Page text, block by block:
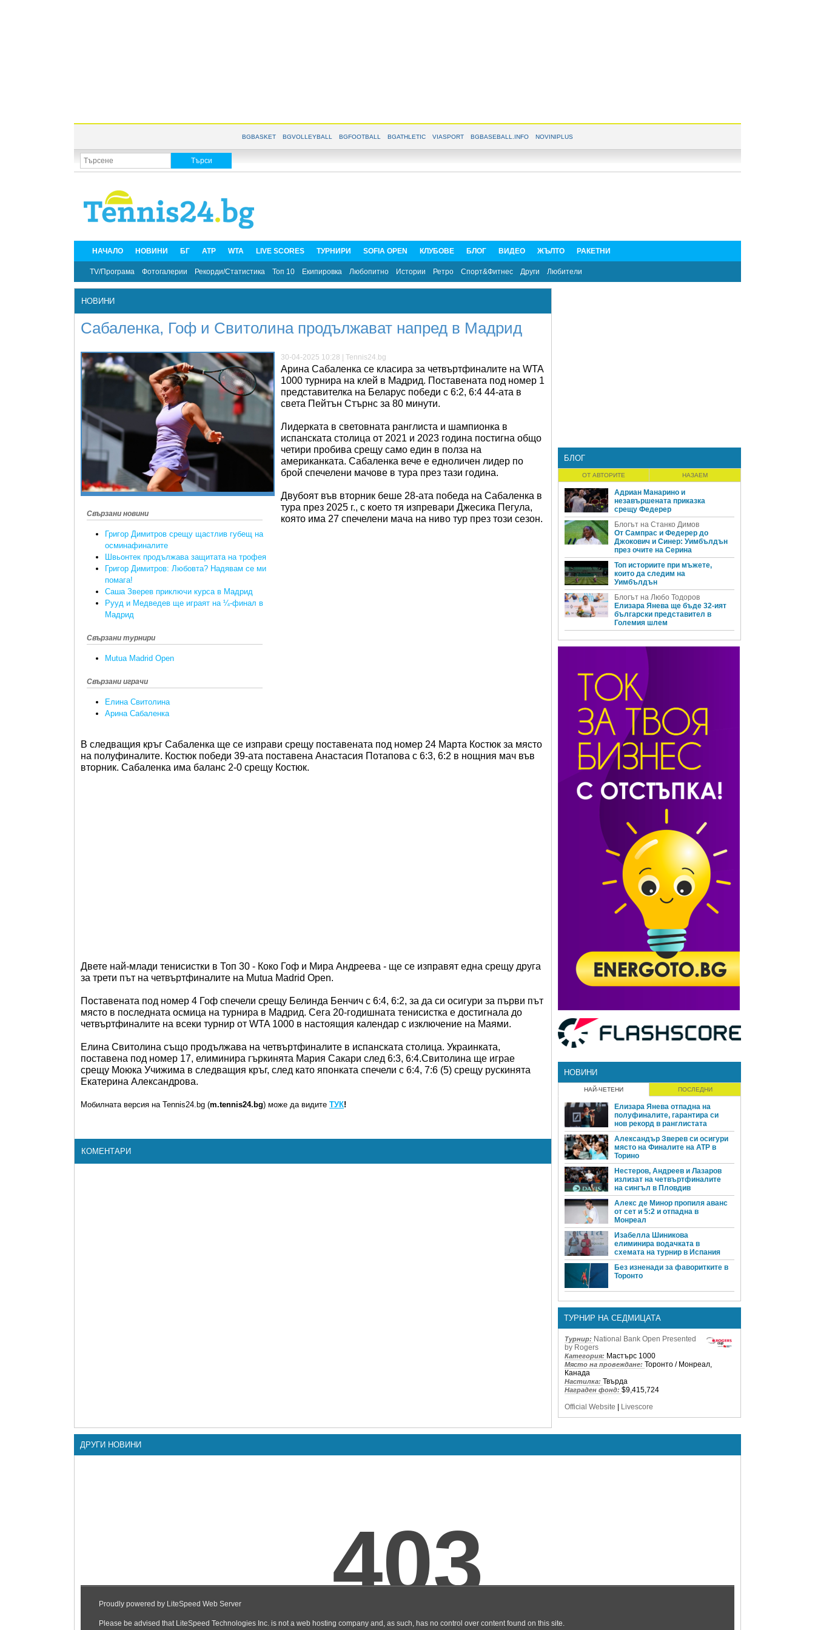
BGBASKET BGVOLLEYBALL BGFOOTBALL BGATHLETIC VIASPORT BGBASEBALL.INFO NOVINIPLUS
НАЧАЛО НОВИНИ БГ ATP WTA LIVE SCORES ТУРНИРИ SOFIA OPEN КЛУБОВЕ БЛОГ ВИДЕО ЖЪЛТО РАКЕТНИ
TV/Програма Фотогалерии Рекорди/Статистика Топ 10 Екипировка Любопитно Истории Ретро Спорт&Фитнес Други Любители
НОВИНИ
Сабаленка, Гоф и Свитолина продължават напред в Мадрид
Свързани новини
Григор Димитров срещу щастлив губещ на
осминафиналите
Швьонтек продължава защитата на трофея
Григор Димитров: Любовта? Надявам се ми
помага!
Саша Зверев приключи курса в Мадрид
Рууд и Медведев ще играят на ¼-финал в
Мадрид
Свързани турнири
Mutua Madrid Open
Свързани играчи
Елина Свитолина
Арина Сабаленка
30-04-2025 10:28 | Tennis24.bg
Арина Сабаленка се класира за четвъртфиналите на WTA
1000 турнира на клей в Мадрид. Поставената под номер 1
представителка на Беларус победи с 6:2, 6:4 44-ата в
света Пейтън Стърнс за 80 минути.
Лидерката в световната ранглиста и шампионка в
испанската столица от 2021 и 2023 година постигна общо
четири пробива срещу само един в полза на
американката. Сабаленка вече е едноличен лидер по
брой спечелени мачове в тура през тази година.
Двубоят във вторник беше 28-ата победа на Сабаленка в
тура през 2025 г., с което тя изпревари Джесика Пегула,
която има 27 спечелени мача на ниво тур през този сезон.
В следващия кръг Сабаленка ще се изправи срещу поставената под номер 24 Марта Костюк за място
на полуфиналите. Костюк победи 39-ата поставена Анастасия Потапова с 6:3, 6:2 в нощния мач във
вторник. Сабаленка има баланс 2-0 срещу Костюк.
Двете най-млади тенисистки в Топ 30 - Коко Гоф и Мира Андреева - ще се изправят една срещу друга
за трети път на четвъртфиналите на Mutua Madrid Open.
Поставената под номер 4 Гоф спечели срещу Белинда Бенчич с 6:4, 6:2, за да си осигури за първи път
място в последната осмица на турнира в Мадрид. Сега 20-годишната тенисистка е достигнала до
четвъртфиналите на всеки турнир от WTA 1000 в настоящия календар с изключение на Маями.
Елина Свитолина също продължава на четвъртфиналите в испанската столица. Украинката,
поставена под номер 17, елиминира гъркинята Мария Сакари след 6:3, 6:4.Свитолина ще играе
срещу Моюка Учижима в следващия кръг, след като японката спечели с 6:4, 7:6 (5) срещу рускинята
Екатерина Александрова.
Мобилната версия на Tennis24.bg (m.tennis24.bg) може да видите ТУК!
КОМЕНТАРИ
БЛОГ
ОТ АВТОРИТЕ НАЗАЕМ
Адриан Манарино и
незавършената приказка
срещу Федерер
Блогът на Станко Димов
От Сампрас и Федерер до
Джокович и Синер: Уимбълдън
през очите на Серина
Топ историите при мъжете,
които да следим на
Уимбълдън
Блогът на Любо Тодоров
Елизара Янева ще бъде 32-ият
български представител в
Големия шлем
НОВИНИ
НАЙ-ЧЕТЕНИ ПОСЛЕДНИ
Елизара Янева отпадна на
полуфиналите, гарантира си
нов рекорд в ранглистата
Александър Зверев си осигури
място на Финалите на ATP в
Торино
Нестеров, Андреев и Лазаров
излизат на четвъртфиналите
на сингъл в Пловдив
Алекс де Минор пропиля аванс
от сет и 5:2 и отпадна в
Монреал
Изабелла Шиникова
елиминира водачката в
схемата на турнир в Испания
Без изненади за фаворитките в
Торонто
ТУРНИР НА СЕДМИЦАТА
Турнир: National Bank Open Presented
by Rogers
Категория: Мастърс 1000
Място на провеждане: Торонто / Монреал,
Канада
Настилка: Твърда
Награден фонд: $9,415,724
Official Website | Livescore
ДРУГИ НОВИНИ